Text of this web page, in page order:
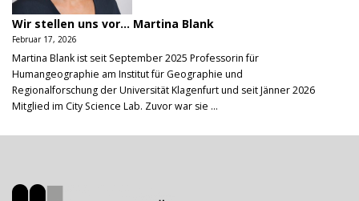
Wir stellen uns vor… Martina Blank
Februar 17, 2026
Martina Blank ist seit September 2025 Professorin für
Humangeographie am Institut für Geographie und
Regionalforschung der Universität Klagenfurt und seit Jänner 2026
Mitglied im City Science Lab. Zuvor war sie ...